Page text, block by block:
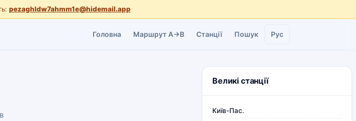
pezaghldw7ahmm1e@hidemail.app
Головна Маршрут A→B Станції Пошук Рус
Великі станції
Київ-Пас.